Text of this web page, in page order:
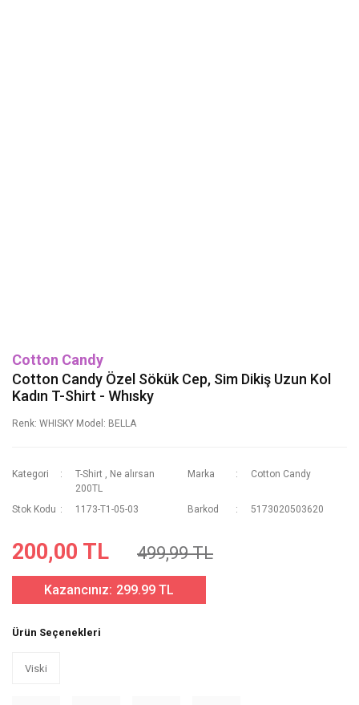
Cotton Candy
Cotton Candy Özel Sökük Cep, Sim Dikiş Uzun Kol
Kadın T-Shirt - Whısky
Renk: WHISKY Model: BELLA
Kategori T-Shirt , Ne alırsan
200TL
Marka Cotton Candy
Stok Kodu 1173-T1-05-03 Barkod 5173020503620
200,00 TL 499,99 TL
Kazancınız: 299.99 TL
Ürün Seçenekleri
Viski